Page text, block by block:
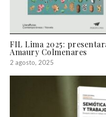
FIL Lima 2025:
Amaury Colmenares
2 agosto, 2025